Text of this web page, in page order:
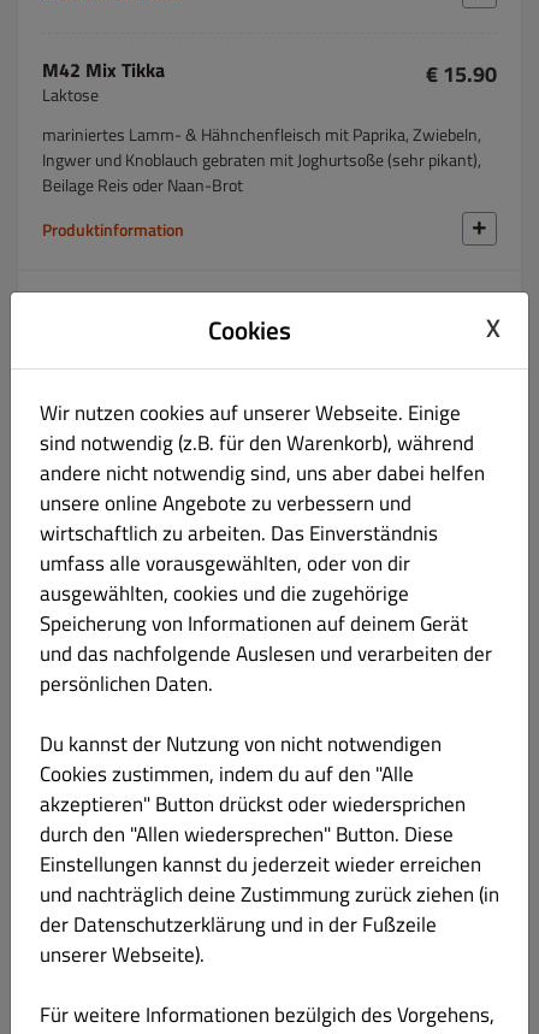
M42 Mix Tikka
Laktose
€ 15.90
mariniertes Lamm- & Hähnchenfleisch mit Paprika, Zwiebeln,
Ingwer und Knoblauch gebraten mit Joghurtsoße (sehr pikant),
Beilage Reis oder Naan-Brot
Produktinformation
Lamm
Fisch
Tandoori-Spezialitäten
Reisgerichte
Vegetarische Gerichte
Pasta (indisch)
Pasta (italienisch)
Pizza
Aufläufe
Getränke
Cookies X
Wir nutzen cookies auf unserer Webseite. Einige
sind notwendig (z.B. für den Warenkorb), während
andere nicht notwendig sind, uns aber dabei helfen
unsere online Angebote zu verbessern und
wirtschaftlich zu arbeiten. Das Einverständnis
umfass alle vorausgewählten, oder von dir
ausgewählten, cookies und die zugehörige
Speicherung von Informationen auf deinem Gerät
und das nachfolgende Auslesen und verarbeiten der
persönlichen Daten.
Du kannst der Nutzung von nicht notwendigen
Cookies zustimmen, indem du auf den "Alle
akzeptieren" Button drückst oder wiedersprichen
durch den "Allen wiedersprechen" Button. Diese
Einstellungen kannst du jederzeit wieder erreichen
und nachträglich deine Zustimmung zurück ziehen (in
der Datenschutzerklärung und in der Fußzeile
unserer Webseite).
Für weitere Informationen bezülgich des Vorgehens,